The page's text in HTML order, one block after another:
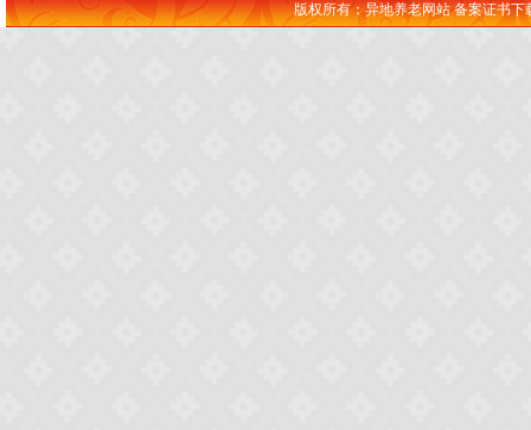
版权所有：异地养老网站 备案证书下